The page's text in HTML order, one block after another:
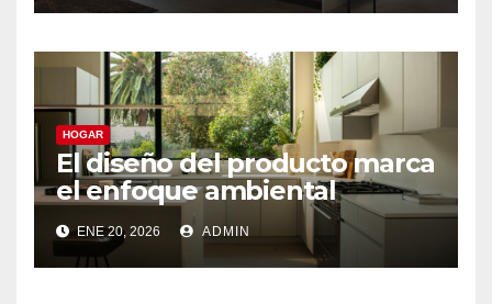
HOGAR
El diseño del producto marca
el enfoque ambiental
aplicado por Teka
ENE 20, 2026 ADMIN